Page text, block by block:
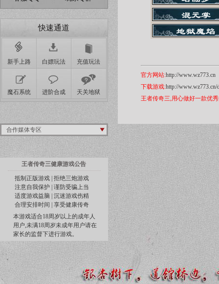
快速通道
新手上路 白嫖玩法 充值玩法
魔石系统 进阶合成 天关地狱
合作媒体专区
王者传奇三健康游戏公告
抵制正版游戏 | 拒绝三炮游戏
注意自我保护 | 谨防受骗上当
适度游戏益脑 | 沉迷游戏伤精
合理安排时间 | 享受健康传奇
本游戏适合18周岁以上的成年人
用户,未满18周岁未成年用户请在
家长的监督下进行游戏。
官方网站:http://www.wz773.cn
下载游戏:http://www.wz773.cn/
王者传奇三,用心做好一款优